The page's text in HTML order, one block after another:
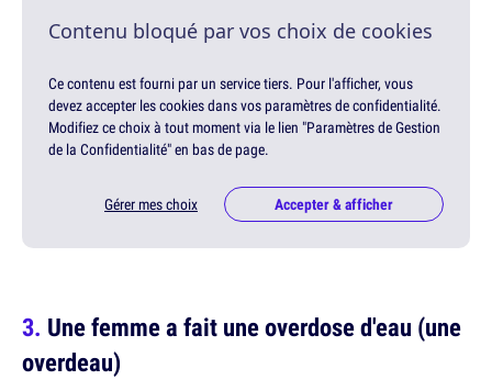
Contenu bloqué par vos choix de cookies
Ce contenu est fourni par un service tiers. Pour l'afficher, vous
devez accepter les cookies dans vos paramètres de confidentialité.
Modifiez ce choix à tout moment via le lien "Paramètres de Gestion
de la Confidentialité" en bas de page.
Gérer mes choix Accepter & afficher
Une femme a fait une overdose d'eau (une
overdeau)